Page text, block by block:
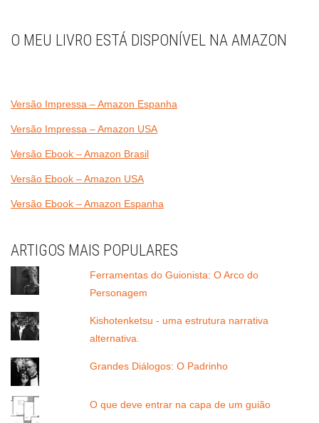
O MEU LIVRO ESTÁ DISPONÍVEL NA AMAZON
Versão Impressa – Amazon Espanha
Versão Impressa – Amazon USA
Versão Ebook – Amazon Brasil
Versão Ebook – Amazon USA
Versão Ebook – Amazon Espanha
ARTIGOS MAIS POPULARES
Ferramentas do Guionista: O Arco do
Personagem
Kishotenketsu - uma estrutura narrativa
alternativa.
Grandes Diálogos: O Padrinho
O que deve entrar na capa de um guião